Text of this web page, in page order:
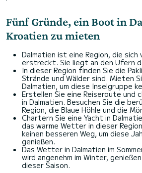
Fünf Gründe, ein Boot in
Kroatien zu mieten
Dalmatien ist eine Region, die sich
erstreckt. Sie liegt an den Ufern
In dieser Region finden Sie die
Strände und Wälder sind. Mieten
Dalmatien, um diese Inselgruppe
Erstellen Sie eine Reiseroute und
in Dalmatien. Besuchen Sie die
Region, die Blaue Höhle und die
Chartern Sie eine Yacht in
das warme Wetter in dieser
keinen besseren Weg, um diese
genießen.
Das Wetter in Dalmatien im
wird angenehm im Winter,
dieser Saison.